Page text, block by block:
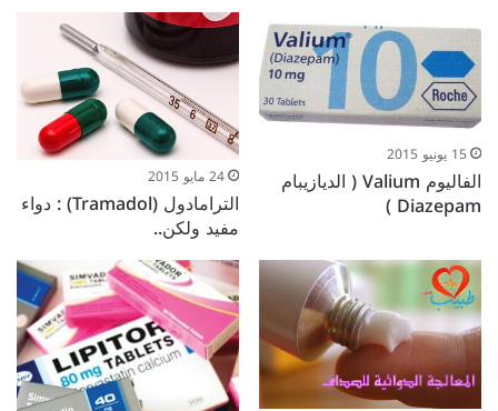
15 يونيو 2015
الفاليوم Valium ( الديازيبام
Diazepam )
24 مايو 2015
الترامادول (Tramadol) : دواء
مفيد ولكن..